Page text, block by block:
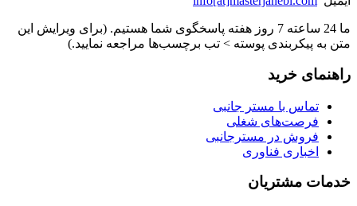
ما 24 ساعته 7 روز هفته پاسخگوی شما هستیم. (برای ویرایش این
متن به پیکربندی پوسته > تب برچسب‌ها مراجعه نمایید.)
راهنمای خرید
تماس با مستر جانبی
فرصت‌های شغلی
فروش در مسترجانبی
اخباری فناوری
خدمات مشتریان